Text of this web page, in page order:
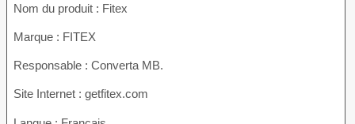
Nom du produit : Fitex
Marque : FITEX
Responsable : Converta MB.
Site Internet : getfitex.com